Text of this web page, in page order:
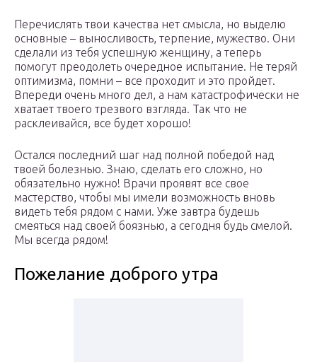
Перечислять твои качества нет смысла, но выделю
основные – выносливость, терпение, мужество. Они
сделали из тебя успешную женщину, а теперь
помогут преодолеть очередное испытание. Не теряй
оптимизма, помни – все проходит и это пройдет.
Впереди очень много дел, а нам катастрофически не
хватает твоего трезвого взгляда. Так что не
расклеивайся, все будет хорошо!
Остался последний шаг над полной победой над
твоей болезнью. Знаю, сделать его сложно, но
обязательно нужно! Врачи проявят все свое
мастерство, чтобы мы имели возможность вновь
видеть тебя рядом с нами. Уже завтра будешь
смеяться над своей боязнью, а сегодня будь смелой.
Мы всегда рядом!
Пожелание доброго утра